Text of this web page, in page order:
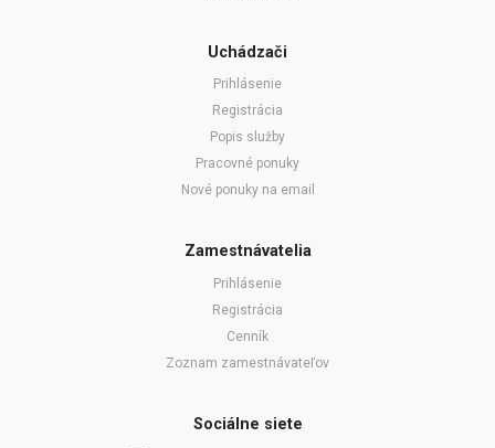
Uchádzači
Prihlásenie
Registrácia
Popis služby
Pracovné ponuky
Nové ponuky na email
Zamestnávatelia
Prihlásenie
Registrácia
Cenník
Zoznam zamestnávateľov
Sociálne siete